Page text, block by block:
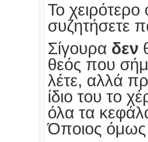
Το
συζητήσετε
Σίγουρα δεν
θεός που
λέτε, αλλά
ίδιο του το
όλα τα
Όποιος όμως